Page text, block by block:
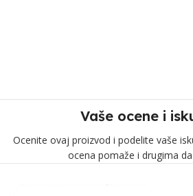
Vaše ocene i
Ocenite ovaj proizvod i podelite vaše
ocena pomaže i drugima